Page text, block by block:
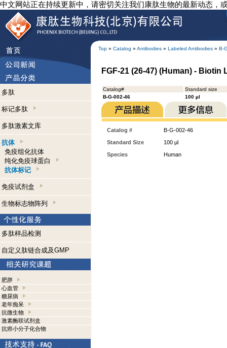
中文网站正在持续更新中，请密切关注我们康肽生物的最新动态，
Top » Catalog » Antibodies » Labeled Antibodies » B-
多肽
标记多肽
多肽激素文库
抗体
免疫组化抗体
纯化免疫球蛋白
抗体标记
免疫试剂盒
生物标志物阵列
多肽样品检测
自定义肽链合成及GMP
肥胖
心血管
糖尿病
老年痴呆
抗微生物
激素酶联试剂盒
抗癌小分子化合物
FGF-21 (26-47) (Human) - Biotin
Catalog#
Standard size
B-G-002-46
100 µl
Catalog #
B-G-002-46
Standard Size
100 µl
Species
Human